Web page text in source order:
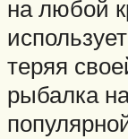
на любой
теряя
рыбалка